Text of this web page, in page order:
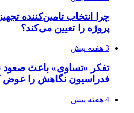
چرا انتخاب تامین‌کننده
پروژه را تعیین می‌کند؟
3 هفته پیش
تفکر «تساوی» باعث
فدراسیون نگاهش را عوض
4 هفته پیش